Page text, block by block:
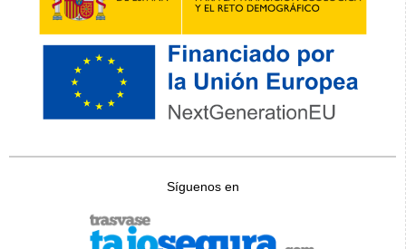
Síguenos en